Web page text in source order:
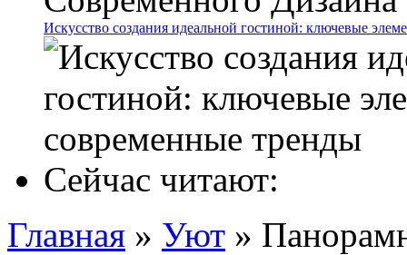
Искусство создания идеальной гостиной: ключевые
Сейчас читают:
Главная » Уют »